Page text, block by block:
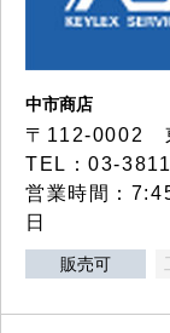
中市商店
〒112-0002
TEL：03-
営業時間：
日
販売可